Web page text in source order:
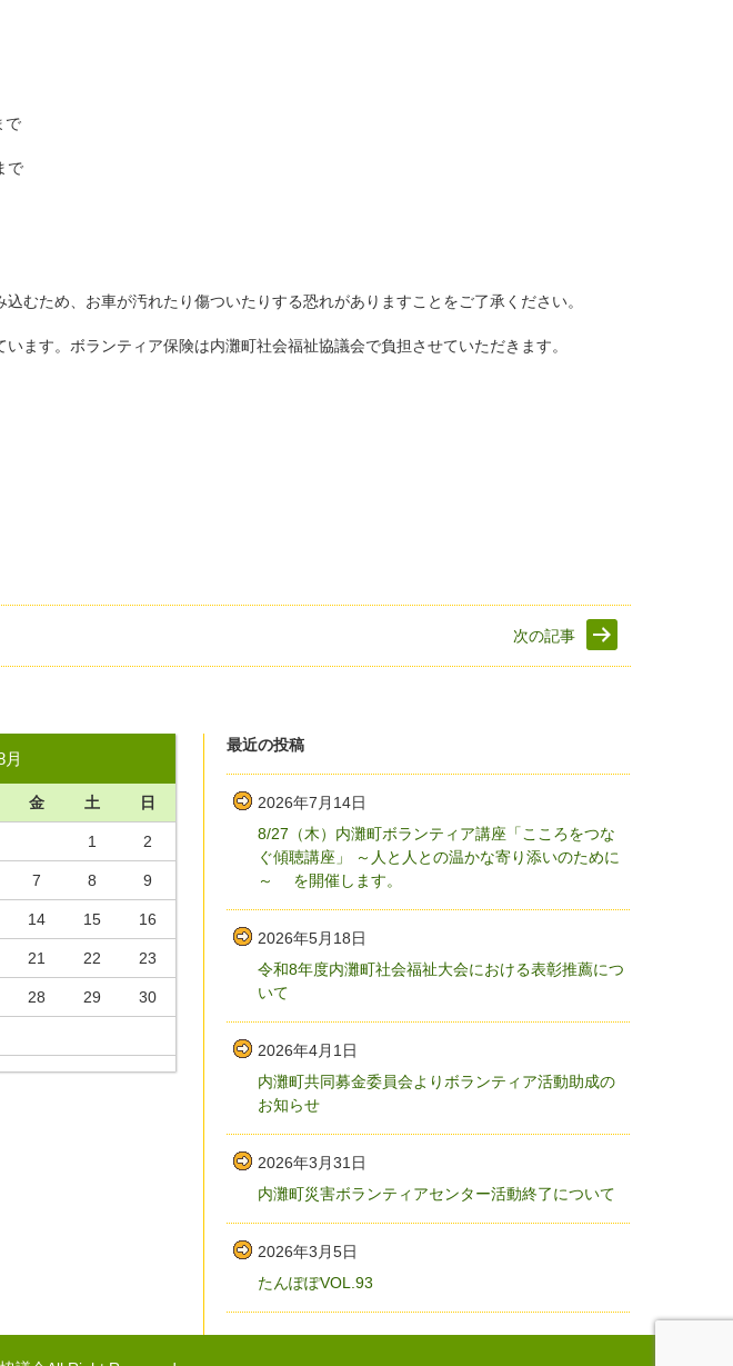
で
むため、お車が汚れたり傷ついたりする恐れがありますことをご了承ください。
ます。ボランティア保険は内灘町社会福祉協議会で負担させていただきます。
次の記事
月
金 土 日
1 2
7 8 9
14 15 16
21 22 23
28 29 30
最近の投稿
2026年7月14日
8/27（木）内灘町ボランティア講座「こころをつな
ぐ傾聴講座」 ～人と人との温かな寄り添いのために
～ を開催します。
2026年5月18日
令和8年度内灘町社会福祉大会における表彰推薦につ
いて
2026年4月1日
内灘町共同募金委員会よりボランティア活動助成の
お知らせ
2026年3月31日
内灘町災害ボランティアセンター活動終了について
2026年3月5日
たんぽぽVOL.93